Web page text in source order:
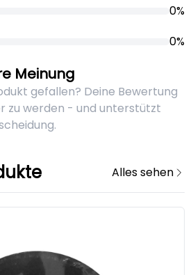
0%
0%
Meinung
gefallen? Deine Bewertung
zu werden - und unterstützt
Alles sehen